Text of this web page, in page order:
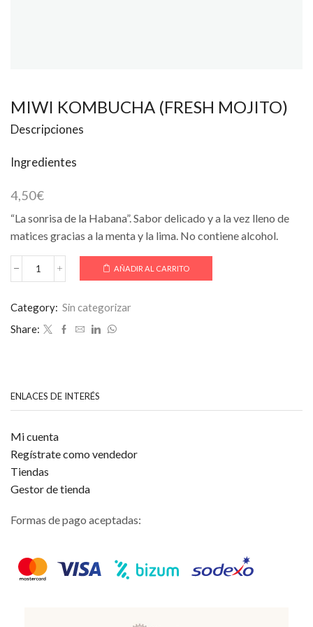
MIWI KOMBUCHA (FRESH MOJITO)
Descripciones
Ingredientes
4,50€
“La sonrisa de la Habana”. Sabor delicado y a la vez lleno de
matices gracias a la menta y la lima. No contiene alcohol.
MIWI
MOJITO)
cantidad
AÑADIR AL CARRITO
Category: Sin categorizar
Share:
ENLACES DE INTERÉS
Mi cuenta
Regístrate como vendedor
Tiendas
Gestor de tienda
Formas de pago aceptadas: